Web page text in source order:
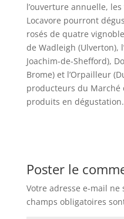
l’ouverture annuelle,
Locavore pourront
rosés de quatre
de Wadleigh (Ulverton),
Joachim-de-Shefford),
Brome) et l’Orpailleur
producteurs du
produits en dégustation.
Poster le
Votre adresse e-mail ne
champs obligatoires